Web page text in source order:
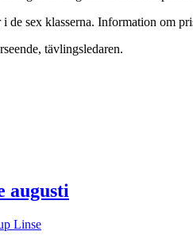
de sex klasserna. Information om
tävlingsledaren.
augusti
Linse